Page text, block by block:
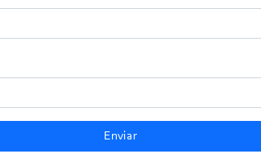
Enviar